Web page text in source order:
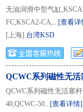
无油润滑中型气缸
FC,KSCA2-CA,...[查看详
[上海] 台湾KSD
QCWC系列磁性无
QCWC系列磁性无活塞
40,QCWC-50...[查看详情]